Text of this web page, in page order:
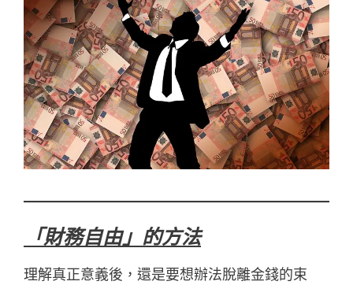
「財務自由」的方法
理解真正意義後，還是要想辦法脫離金錢的束